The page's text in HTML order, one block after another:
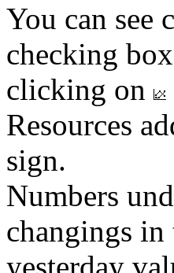
You can see
checking
clicking on
Resources
sign.
Numbers
changings
yesterday